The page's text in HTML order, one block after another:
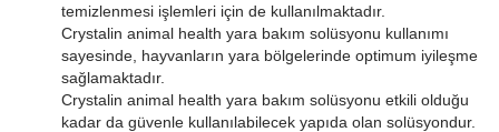
temizlenmesi işlemleri için de kullanılmaktadır.
Crystalin animal health yara bakım solüsyonu kullanımı
sayesinde, hayvanların yara bölgelerinde optimum iyileşme
sağlamaktadır.
Crystalin animal health yara bakım solüsyonu etkili olduğu
kadar da güvenle kullanılabilecek yapıda olan solüsyondur.